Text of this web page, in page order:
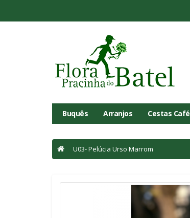
Buquês Arranjos Cestas Café
U03- Pelúcia Urso Marrom